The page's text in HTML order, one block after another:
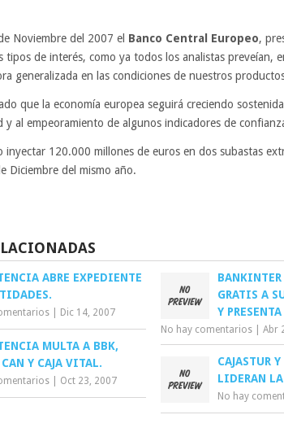
Noviembre del 2007 el Banco Central Europeo,
tipos de interés, como ya todos los analistas preveían,
generalizada en las condiciones de nuestros
que la economía europea seguirá creciendo
y al empeoramiento de algunos indicadores de
inyectar 120.000 millones de euros en dos subastas
Diciembre del mismo año.
ABRE EXPEDIENTE
Dic 14, 2007
GRATIS A
Y
No hay comentarios |Abr
MULTA A BBK,
Y CAJA VITAL.
Oct 23, 2007
CAJASTUR
LIDERAN
No hay